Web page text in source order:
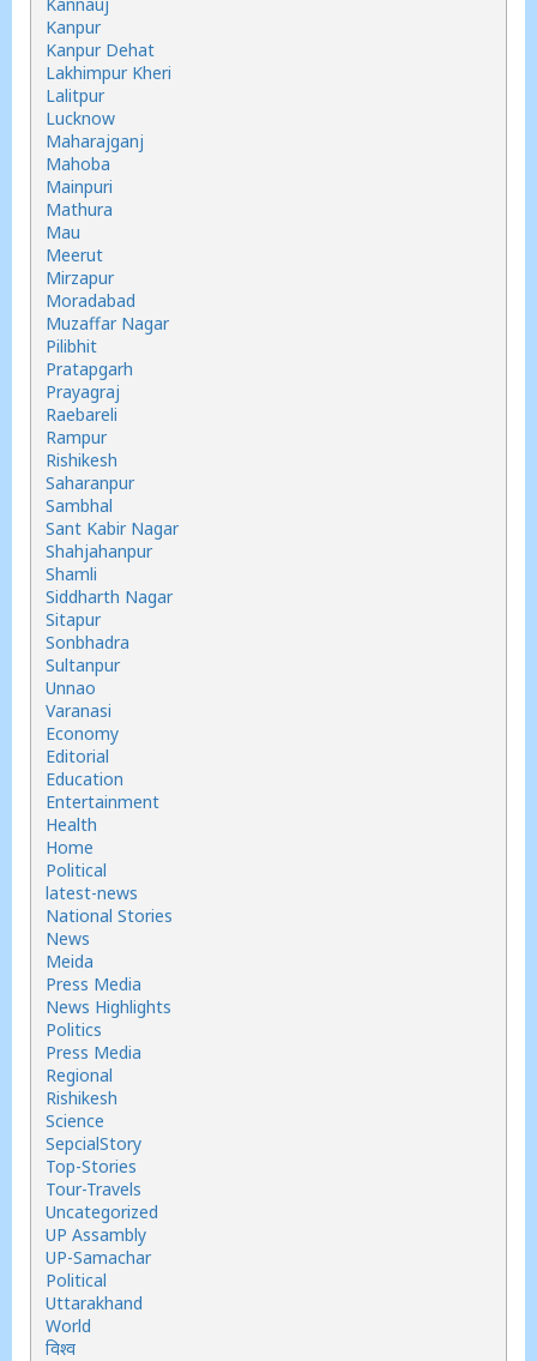
Kanpur
Kanpur Dehat
Lakhimpur Kheri
Lalitpur
Lucknow
Maharajganj
Mahoba
Mainpuri
Mathura
Mau
Meerut
Mirzapur
Moradabad
Muzaffar Nagar
Pilibhit
Pratapgarh
Prayagraj
Raebareli
Rampur
Rishikesh
Saharanpur
Sambhal
Sant Kabir Nagar
Shahjahanpur
Shamli
Siddharth Nagar
Sitapur
Sonbhadra
Sultanpur
Unnao
Varanasi
Economy
Editorial
Education
Entertainment
Health
Home
Political
latest-news
National Stories
News
Meida
Press Media
News Highlights
Politics
Press Media
Regional
Rishikesh
Science
SepcialStory
Top-Stories
Tour-Travels
Uncategorized
UP Assambly
UP-Samachar
Political
Uttarakhand
World
विश्व